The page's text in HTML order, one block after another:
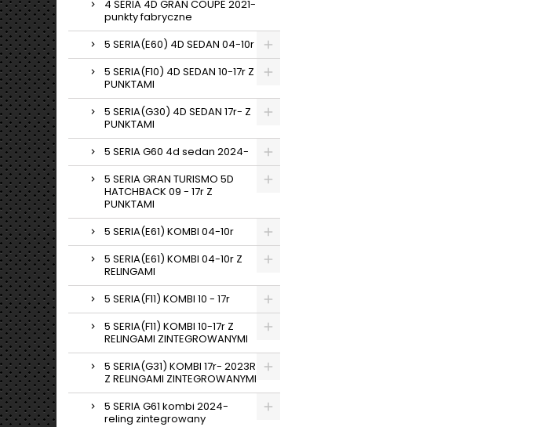
4 SERIA 4D GRAN COUPE 2021-
punkty fabryczne
5 SERIA(E60) 4D SEDAN 04-10r
5 SERIA(F10) 4D SEDAN 10-17r Z
PUNKTAMI
5 SERIA(G30) 4D SEDAN 17r- Z
PUNKTAMI
5 SERIA G60 4d sedan 2024-
5 SERIA GRAN TURISMO 5D
HATCHBACK 09 - 17r Z
PUNKTAMI
5 SERIA(E61) KOMBI 04-10r
5 SERIA(E61) KOMBI 04-10r Z
RELINGAMI
5 SERIA(F11) KOMBI 10 - 17r
5 SERIA(F11) KOMBI 10-17r Z
RELINGAMI ZINTEGROWANYMI
5 SERIA(G31) KOMBI 17r- 2023R
Z RELINGAMI ZINTEGROWANYMI
5 SERIA G61 kombi 2024-
reling zintegrowany